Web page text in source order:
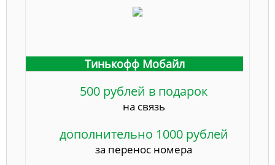
Тинькофф Мобайл
500 рублей в подарок
на связь
дополнительно 1000 рублей
за перенос номера